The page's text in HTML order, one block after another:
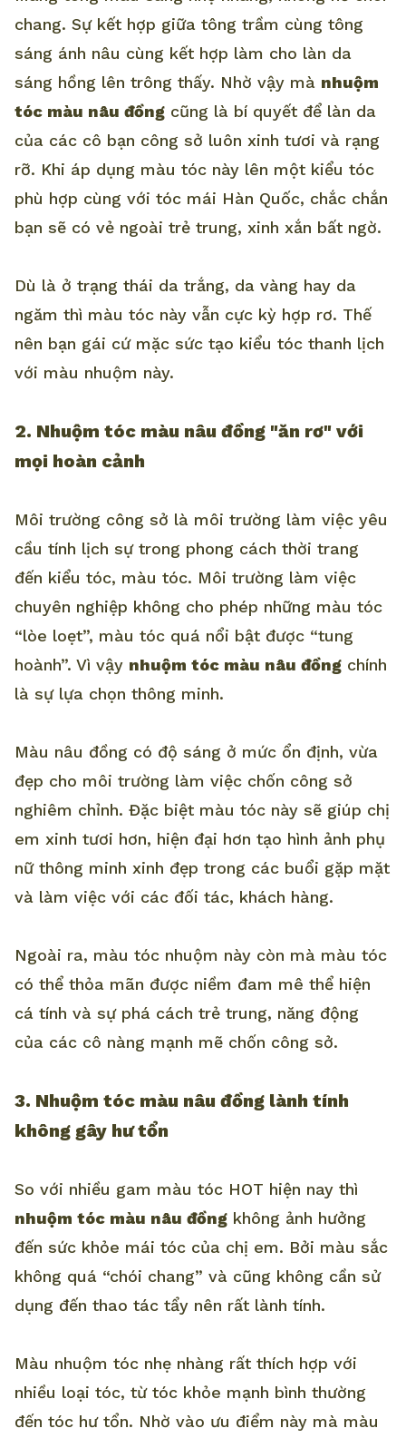
chang. Sự kết hợp giữa tông trầm cùng tông
sáng ánh nâu cùng kết hợp làm cho làn da
sáng hồng lên trông thấy. Nhờ vậy mà nhuộm
tóc màu nâu đồng cũng là bí quyết để làn da
của các cô bạn công sở luôn xinh tươi và rạng
rỡ. Khi áp dụng màu tóc này lên một kiểu tóc
phù hợp cùng với tóc mái Hàn Quốc, chắc chắn
bạn sẽ có vẻ ngoài trẻ trung, xinh xắn bất ngờ.
Dù là ở trạng thái da trắng, da vàng hay da
ngăm thì màu tóc này vẫn cực kỳ hợp rơ. Thế
nên bạn gái cứ mặc sức tạo kiểu tóc thanh lịch
với màu nhuộm này.
2. Nhuộm tóc màu nâu đồng "ăn rơ" với
mọi hoàn cảnh
Môi trường công sở là môi trường làm việc yêu
cầu tính lịch sự trong phong cách thời trang
đến kiểu tóc, màu tóc. Môi trường làm việc
chuyên nghiệp không cho phép những màu tóc
“lòe loẹt”, màu tóc quá nổi bật được “tung
hoành”. Vì vậy nhuộm tóc màu nâu đồng chính
là sự lựa chọn thông minh.
Màu nâu đồng có độ sáng ở mức ổn định, vừa
đẹp cho môi trường làm việc chốn công sở
nghiêm chỉnh. Đặc biệt màu tóc này sẽ giúp chị
em xinh tươi hơn, hiện đại hơn tạo hình ảnh phụ
nữ thông minh xinh đẹp trong các buổi gặp mặt
và làm việc với các đối tác, khách hàng.
Ngoài ra, màu tóc nhuộm này còn mà màu tóc
có thể thỏa mãn được niềm đam mê thể hiện
cá tính và sự phá cách trẻ trung, năng động
của các cô nàng mạnh mẽ chốn công sở.
3. Nhuộm tóc màu nâu đồng lành tính
không gây hư tổn
So với nhiều gam màu tóc HOT hiện nay thì
nhuộm tóc màu nâu đồng không ảnh hưởng
đến sức khỏe mái tóc của chị em. Bởi màu sắc
không quá “chói chang” và cũng không cần sử
dụng đến thao tác tẩy nên rất lành tính.
Màu nhuộm tóc nhẹ nhàng rất thích hợp với
nhiều loại tóc, từ tóc khỏe mạnh bình thường
đến tóc hư tổn. Nhờ vào ưu điểm này mà màu